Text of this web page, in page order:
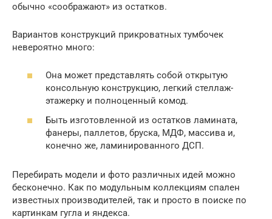
обычно «соображают» из остатков.
Вариантов конструкций прикроватных тумбочек
невероятно много:
Она может представлять собой открытую
консольную конструкцию, легкий стеллаж-
этажерку и полноценный комод.
Быть изготовленной из остатков ламината,
фанеры, паллетов, бруска, МДФ, массива и,
конечно же, ламинированного ДСП.
Перебирать модели и фото различных идей можно
бесконечно. Как по модульным коллекциям спален
известных производителей, так и просто в поиске по
картинкам гугла и яндекса.